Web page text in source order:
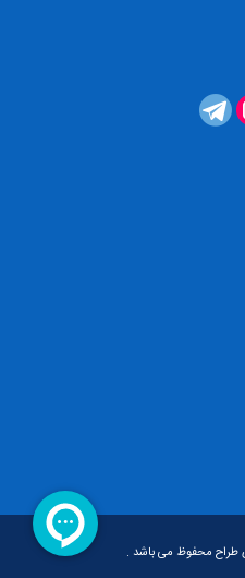
طراح محفوظ می باشد .